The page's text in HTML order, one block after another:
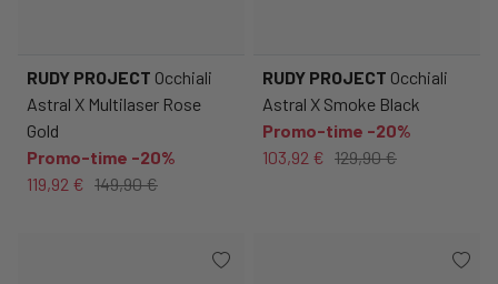
RUDY PROJECT Occhiali
Astral X Multilaser Rose
Gold
Promo-time -20%
119,92 € 149,90 €
RUDY PROJECT Occhiali
Astral X Smoke Black
Promo-time -20%
103,92 € 129,90 €